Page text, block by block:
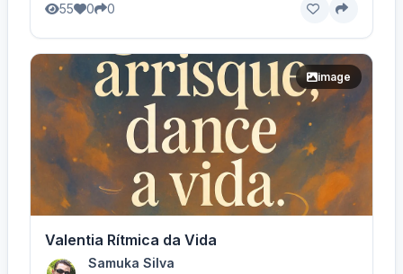
55 0 0
image
Valentia Rítmica da Vida
Samuka Silva